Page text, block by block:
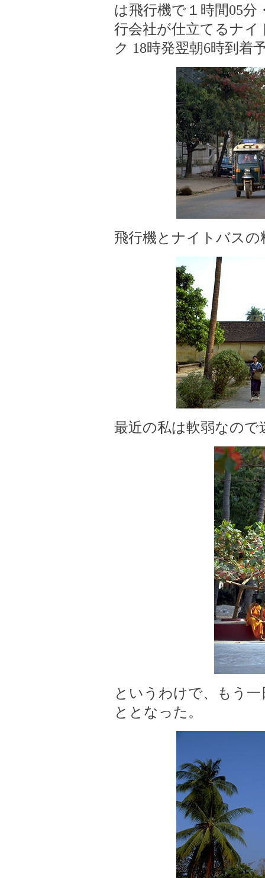
は飛行機で１時間05分
行会社が仕立てるナ
ク 18時発翌朝6時到着
飛行機とナイトバスの
最近の私は軟弱なので
というわけで、もう
ととなった。